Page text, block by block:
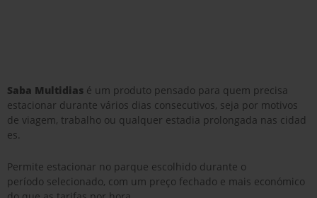
Idioma
Saba Multidias é um produto pensado para quem precisa
estacionar durante vários dias consecutivos, seja por motivos
de viagem, trabalho ou qualquer estadia prolongada nas cidad
es.
Permite estacionar no parque escolhido durante o
período selecionado, com um preço fechado e mais económico